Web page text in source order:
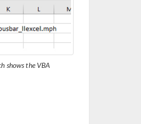
shows the VBA